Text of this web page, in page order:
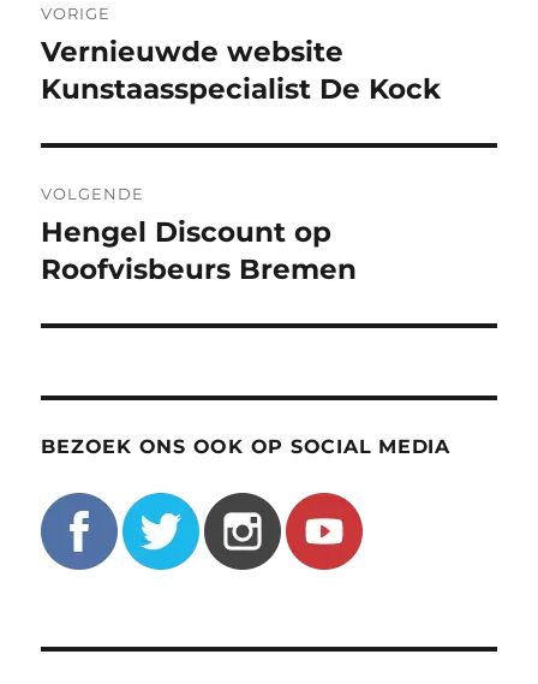
navigatie
VORIGE
Vorig
bericht:
Vernieuwde website
Kunstaasspecialist De Kock
VOLGENDE
Volgend
bericht:
Hengel Discount op
Roofvisbeurs Bremen
BEZOEK ONS OOK OP SOCIAL MEDIA